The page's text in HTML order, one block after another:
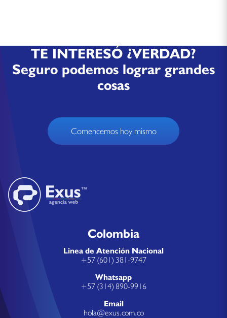
TE INTERESÓ ¿VERDAD?
Seguro podemos lograr grandes
cosas
Comencemos hoy mismo
Colombia
Linea de Atención Nacional
+57 (601) 381-9747
Whatsapp
+57 (314) 890-9916
Email
hola@exus.com.co